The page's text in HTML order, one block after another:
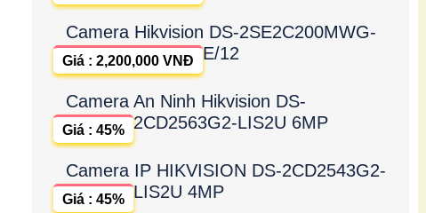
Camera Hikvision DS-2SE2C200MWG-
E/12
Giá : 2,200,000 VNĐ
Camera An Ninh Hikvision DS-
2CD2563G2-LIS2U 6MP
Giá : 45%
Camera IP HIKVISION DS-2CD2543G2-
LIS2U 4MP
Giá : 45%